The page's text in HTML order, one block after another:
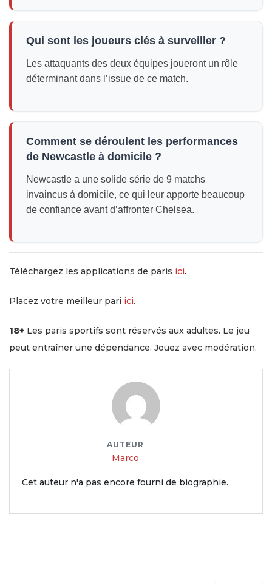
Qui sont les joueurs clés à surveiller ?
Les attaquants des deux équipes joueront un rôle
déterminant dans l’issue de ce match.
Comment se déroulent les performances
de Newcastle à domicile ?
Newcastle a une solide série de 9 matchs
invaincus à domicile, ce qui leur apporte beaucoup
de confiance avant d’affronter Chelsea.
Téléchargez les applications de paris ici.
Placez votre meilleur pari ici.
18+ Les paris sportifs sont réservés aux adultes. Le jeu
peut entraîner une dépendance. Jouez avec modération.
AUTEUR
Marco
Cet auteur n'a pas encore fourni de biographie.